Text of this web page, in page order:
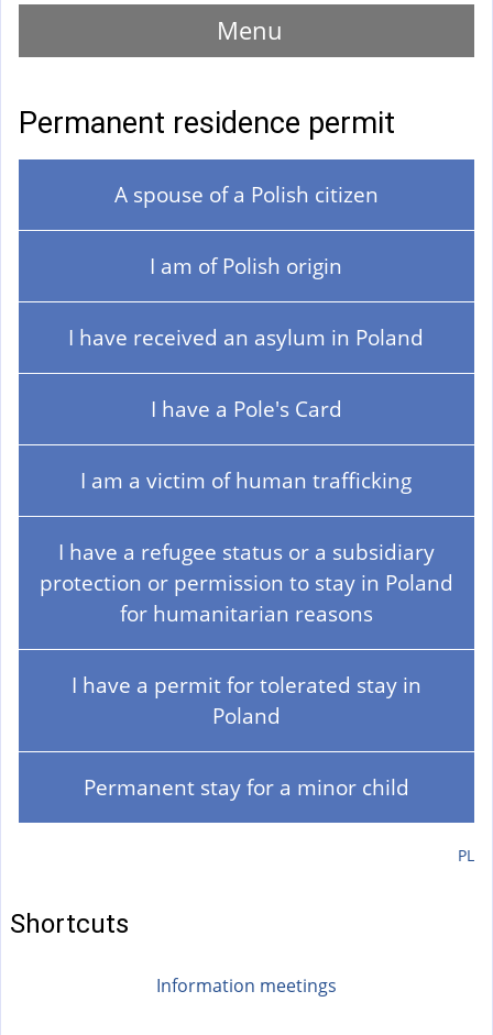
FAQ
Instruction
e
e
r
n
)
Menu
Permanent residence permit
A spouse of a Polish citizen
I am of Polish origin
I have received an asylum in Poland
I have a Pole's Card
I am a victim of human trafficking
I have a refugee status or a subsidiary
protection or permission to stay in Poland
for humanitarian reasons
I have a permit for tolerated stay in
Poland
Permanent stay for a minor child
PL
Shortcuts
Information meetings